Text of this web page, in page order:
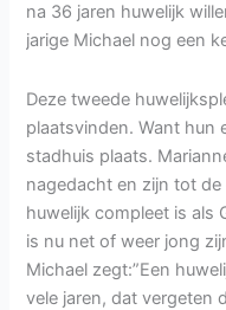
na 36 jaren huwelijk
jarige Michael nog een
Deze tweede
plaatsvinden. Want hun
stadhuis plaats.
nagedacht en zijn tot
huwelijk compleet is als
is nu net of weer jong
Michael zegt:”Een
vele jaren, dat vergeten